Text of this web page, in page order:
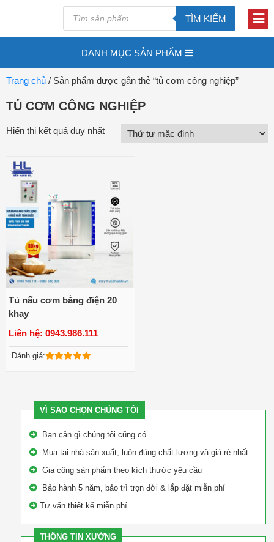
TÌM KIẾM
DANH MỤC SẢN PHẨM
Trang chủ / Sản phẩm được gắn thẻ “tủ cơm công nghiệp”
TỦ CƠM CÔNG NGHIỆP
Hiển thị kết quả duy nhất
Xem chi tiết
Tủ nấu cơm bằng điện 20
khay
Liên hệ: 0943.986.111
Đánh giá:
VÌ SAO CHỌN CHÚNG TÔI
Bạn cần gì chúng tôi cũng có
Mua tại nhà sản xuất, luôn đúng chất lượng và giá rẻ nhất
Gia công sản phẩm theo kích thước yêu cầu
Bảo hành 5 năm, bảo trì trọn đời & lắp đặt miễn phí
Tư vấn thiết kế miễn phí
THÔNG TIN XƯỞNG